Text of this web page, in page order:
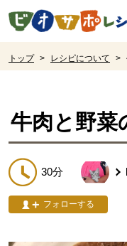
ページの先頭です。
トップ > レシピについて >
牛肉と野菜
30分
フォローする